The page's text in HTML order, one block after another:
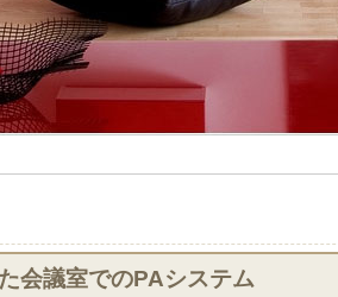
会議室でのPAシステム